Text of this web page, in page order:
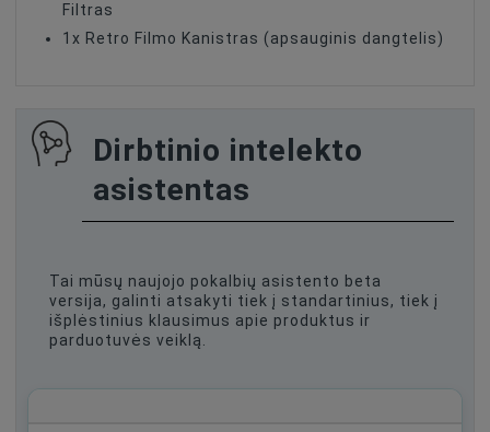
Filtras
1x Retro Filmo Kanistras (apsauginis dangtelis)
Dirbtinio intelekto
asistentas
Tai mūsų naujojo pokalbių asistento beta
versija, galinti atsakyti tiek į standartinius, tiek į
išplėstinius klausimus apie produktus ir
parduotuvės veiklą.